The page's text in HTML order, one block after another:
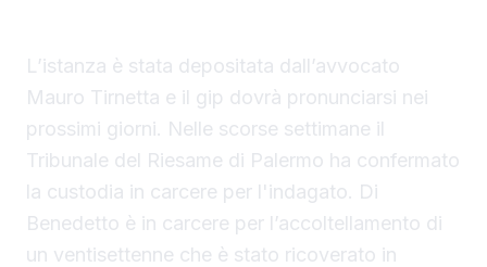
L’istanza è stata depositata dall’avvocato
Mauro Tirnetta e il gip dovrà pronunciarsi nei
prossimi giorni. Nelle scorse settimane il
Tribunale del Riesame di Palermo ha confermato
la custodia in carcere per l'indagato. Di
Benedetto è in carcere per l’accoltellamento di
un ventisettenne che è stato ricoverato in